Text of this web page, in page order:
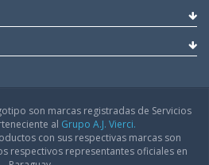
son marcas registradas de Servicios
al Grupo A.J. Vierci.
con sus respectivas marcas son
respectivos representantes oficiales en